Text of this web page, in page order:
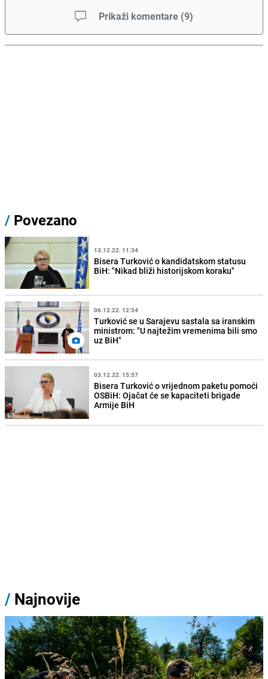
Prikaži komentare (9)
/ Povezano
13.12.22. 11:34
Bisera Turković o kandidatskom statusu
BiH: "Nikad bliži historijskom koraku"
06.12.22. 12:54
Turković se u Sarajevu sastala sa iranskim
ministrom: "U najtežim vremenima bili smo
uz BiH"
03.12.22. 15:57
Bisera Turković o vrijednom paketu pomoći
OSBiH: Ojačat će se kapaciteti brigade
Armije BiH
/ Najnovije